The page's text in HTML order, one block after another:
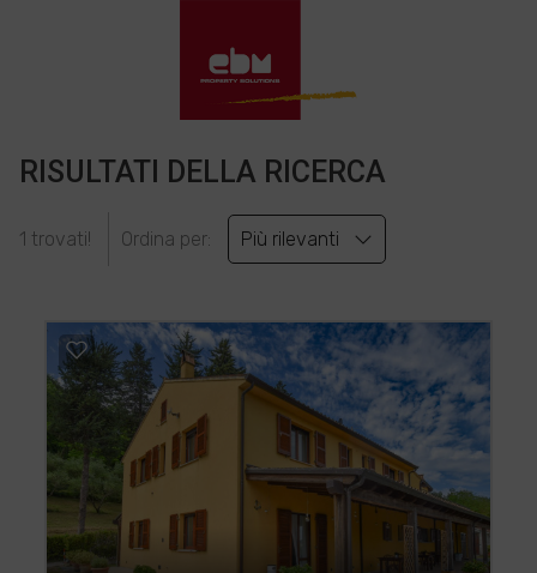
RISULTATI DELLA RICERCA
1 trovati! Ordina per: Più rilevanti